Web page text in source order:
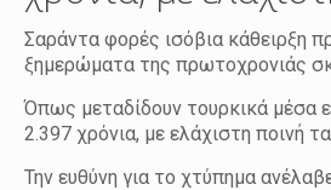
Σαράντα φορές ισόβια κάθειρξη
ξημερώματα της πρωτοχρονιάς
Όπως μεταδίδουν τουρκικά μέσα
2.397 χρόνια, με ελάχιστη ποινή
Την ευθύνη για το χτύπημα